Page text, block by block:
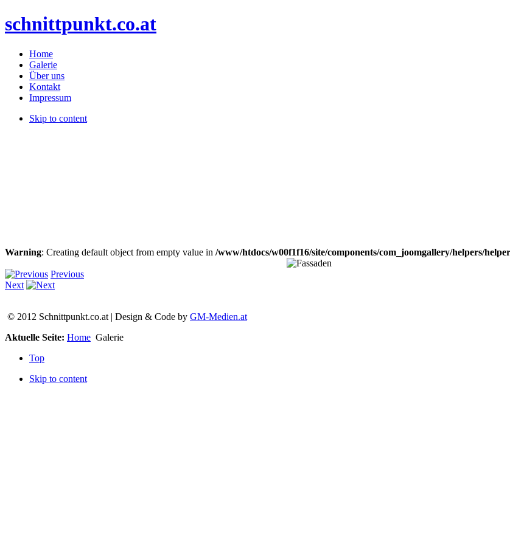
schnittpunkt.co.at
Home
Galerie
Über uns
Kontakt
Impressum
Skip to content
Warning: Creating default object from empty value in /www/htdocs/w00f1f16/site/components/com_joomgallery/helpers/
Previous
Next
© 2012 Schnittpunkt.co.at | Design & Code by GM-Medien.at
Aktuelle Seite: Home Galerie
Top
Skip to content